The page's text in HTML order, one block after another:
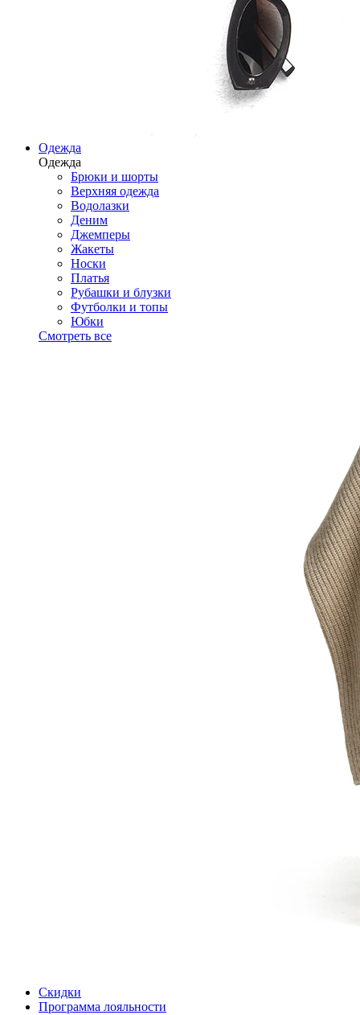
Одежда
Одежда
Брюки и шорты
Верхняя одежда
Водолазки
Деним
Джемперы
Жакеты
Носки
Платья
Рубашки и блузки
Футболки и топы
Юбки
Смотреть все
Скидки
Программа лояльности